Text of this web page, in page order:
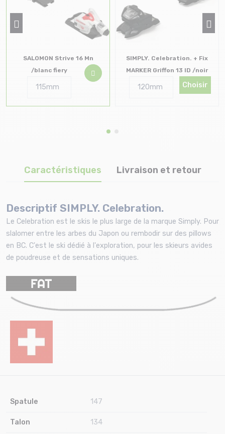
SALOMON Strive 16 Mn
/blanc fiery
SIMPLY. Celebration. + Fix
MARKER Griffon 13 ID /noir
Choisir
Caractéristiques Livraison et retour
Descriptif SIMPLY. Celebration.
Le Celebration est le skis le plus large de la marque Simply. Pour
slalomer entre les arbes du Japon ou rembodir sur des pillows
en BC. C'est le ski dédié à l'exploration, pour les skieurs avides
de poudreuse et de sensations uniques.
Spatule 147
Talon 134